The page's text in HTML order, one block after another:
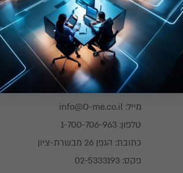
שירות לקוחות
מייל: info@O-me.co.il
טלפון: 1-700-706-963
כתובת: הגפן 26 מבשרת-ציון
פקס: 02-5333193